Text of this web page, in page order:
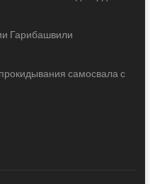
Гарибашвили
самосвала с